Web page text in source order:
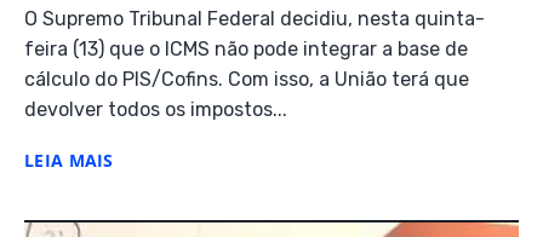
O Supremo Tribunal Federal decidiu, nesta quinta-
feira (13) que o ICMS não pode integrar a base de
cálculo do PIS/Cofins. Com isso, a União terá que
devolver todos os impostos...
LEIA MAIS